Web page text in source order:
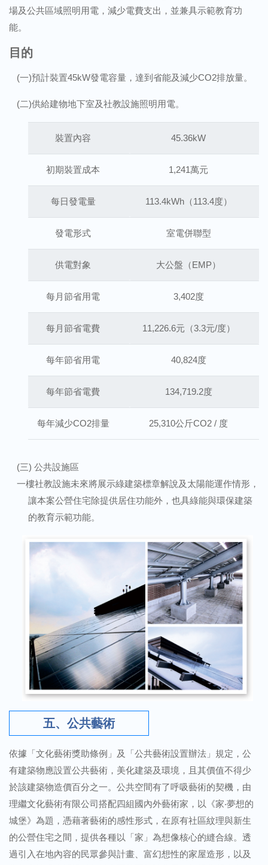
場及公共區域照明用電，減少電費支出，並兼具示範教育功
能。
目的
(一)預計裝置45kW發電容量，達到省能及減少CO2排放量。
(二)供給建物地下室及社教設施照明用電。
裝置內容 45.36kW
初期裝置成本 1,241萬元
每日發電量 113.4kWh（113.4度）
發電形式 室電併聯型
供電對象 大公盤（EMP）
每月節省用電 3,402度
每月節省電費 11,226.6元（3.3元/度）
每年節省用電 40,824度
每年節省電費 134,719.2度
每年減少CO2排量 25,310公斤CO2 / 度
(三) 公共設施區
一樓社教設施未來將展示綠建築標章解說及太陽能運作情形，
讓本案公營住宅除提供居住功能外，也具綠能與環保建築
的教育示範功能。
五、公共藝術
依據「文化藝術獎助條例」及「公共藝術設置辦法」規定，公
有建築物應設置公共藝術，美化建築及環境，且其價值不得少
於該建築物造價百分之一。公共空間有了呼吸藝術的契機，由
理繼文化藝術有限公司搭配四組國內外藝術家，以《家‧夢想的
城堡》為題，憑藉著藝術的感性形式，在原有社區紋理與新生
的公營住宅之間，提供各種以「家」為想像核心的縫合線。透
過引入在地內容的民眾參與計畫、富幻想性的家屋造形，以及